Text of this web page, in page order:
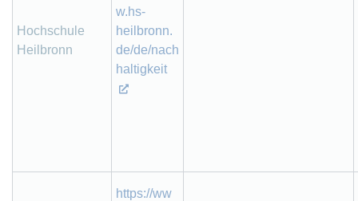
Hochschule
Heilbronn
w.hs-
heilbronn.
de/de/nach
haltigkeit
https://ww